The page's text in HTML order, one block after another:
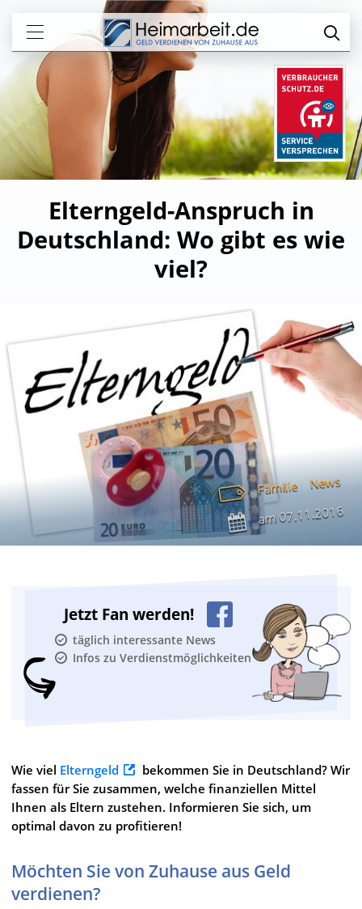
Elterngeld-Anspruch in
Deutschland: Wo gibt es wie
viel?
Familie News
am07.11.2016
Jetzt Fan werden!
täglich interessante News
Infos zu Verdienstmöglichkeiten
Wie viel Elterngeld
bekommen Sie in Deutschland? Wir
fassen für Sie zusammen, welche finanziellen Mittel
Ihnen als Eltern zustehen. Informieren Sie sich, um
optimal davon zu profitieren!
Möchten Sie von Zuhause aus Geld
verdienen?